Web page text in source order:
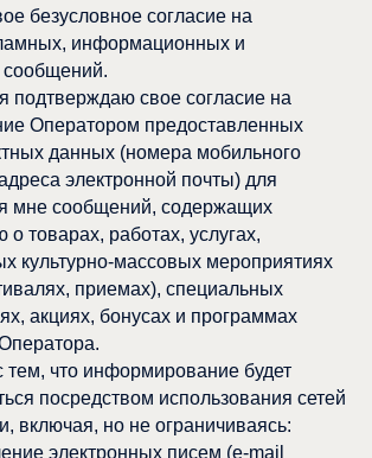
безусловное согласие на
информационных и
сообщений.
подтверждаю свое согласие на
Оператором предоставленных
данных (номера мобильного
электронной почты) для
мне сообщений, содержащих
товарах, работах, услугах,
культурно-массовых мероприятиях
приемах), специальных
акциях, бонусах и программах
тем, что информирование будет
посредством использования сетей
включая, но не ограничиваясь:
электронных писем (e-mail